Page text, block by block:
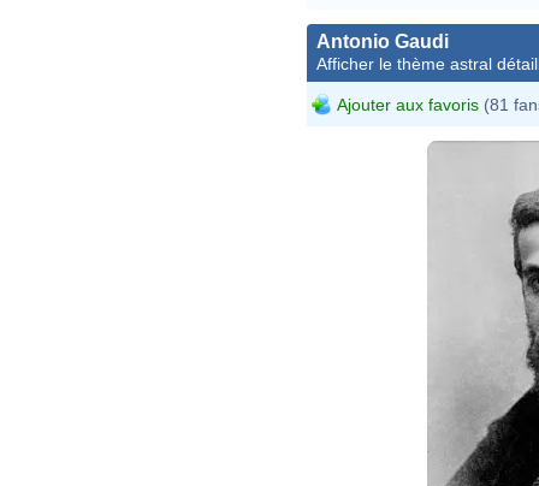
Antonio Gaudi
Afficher le thème astral
Ajouter aux favoris (81